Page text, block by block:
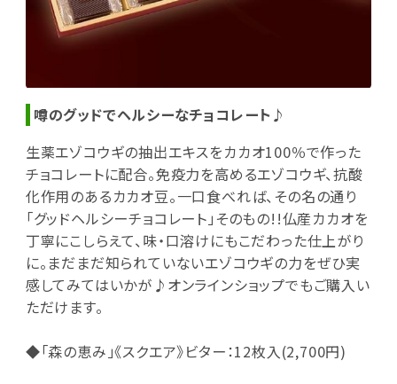
噂のグッドでヘルシーなチョコレート♪
生薬エゾコウギの抽出エキスをカカオ100％で作った
チョコレートに配合。免疫力を高めるエゾコウギ、抗酸
化作用のあるカカオ豆。一口食べれば、その名の通り
「グッドヘルシーチョコレート」そのもの!!仏産カカオを
丁寧にこしらえて、味・口溶けにもこだわった仕上がり
に。まだまだ知られていないエゾコウギの力をぜひ実
感してみてはいかが♪オンラインショップでもご購入い
ただけます。
◆「森の恵み」《スクエア》ビター：12枚入(2,700円)